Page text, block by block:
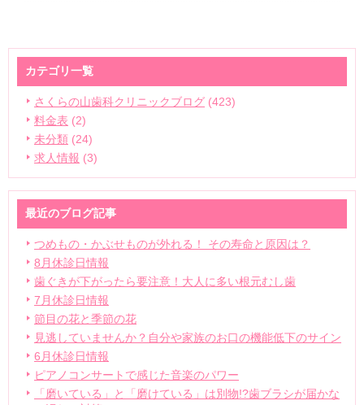
カテゴリ一覧
さくらの山歯科クリニックブログ (423)
料金表 (2)
未分類 (24)
求人情報 (3)
最近のブログ記事
つめもの・かぶせものが外れる！ その寿命と原因は？
8月休診日情報
歯ぐきが下がったら要注意！大人に多い根元むし歯
7月休診日情報
節目の花と季節の花
見逃していませんか？自分や家族のお口の機能低下のサイン
6月休診日情報
ピアノコンサートで感じた音楽のパワー
「磨いている」と「磨けている」は別物!?歯ブラシが届かな